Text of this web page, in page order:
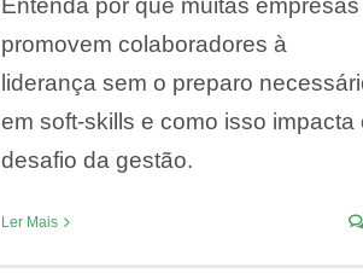
promovem colaboradores à
liderança sem o preparo
em soft-skills e como isso impacta
desafio da gestão.
Ler Mais